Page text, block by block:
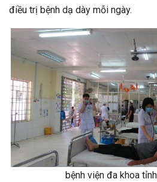
điều trị bệnh dạ dày mỗi ngày.
bệnh viện đa khoa